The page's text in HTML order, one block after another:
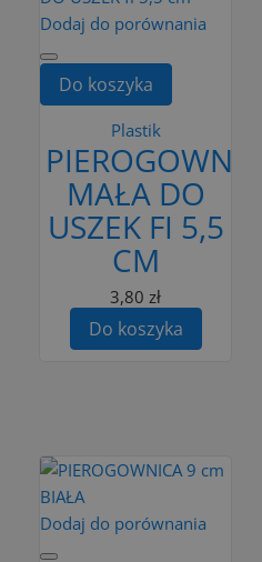
Dodaj do porównania
Do koszyka
Plastik
PIEROGOWNICA
MAŁA DO
USZEK FI 5,5
CM
3,80 zł
Do koszyka
Dodaj do porównania